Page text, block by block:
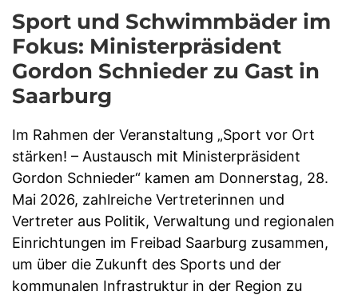
Sport und Schwimmbäder im
Fokus: Ministerpräsident
Gordon Schnieder zu Gast in
Saarburg
Im Rahmen der Veranstaltung „Sport vor Ort
stärken! – Austausch mit Ministerpräsident
Gordon Schnieder“ kamen am Donnerstag, 28.
Mai 2026, zahlreiche Vertreterinnen und
Vertreter aus Politik, Verwaltung und regionalen
Einrichtungen im Freibad Saarburg zusammen,
um über die Zukunft des Sports und der
kommunalen Infrastruktur in der Region zu